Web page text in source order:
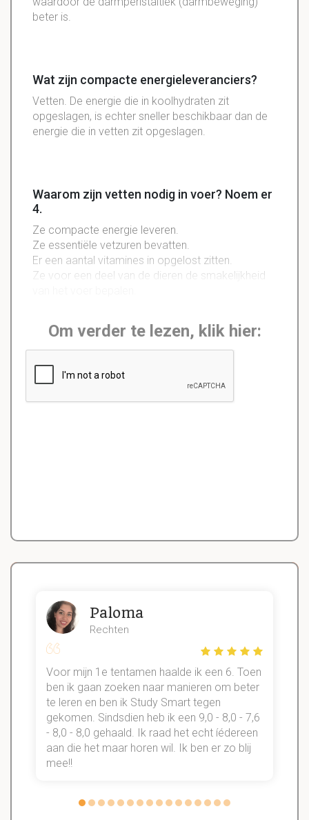
beter is.
Wat zijn compacte energieleveranciers?
Vetten. De energie die in koolhydraten zit
opgeslagen, is echter sneller beschikbaar dan de
energie die in vetten zit opgeslagen.
Waarom zijn vetten nodig in voer? Noem er
4.
Ze compacte energie leveren.
Ze essentiële vetzuren bevatten.
Er een aantal vitamines in opgelost zitten.
Ze voor een deel van de dieren de smakelijkheid
Om verder te lezen, klik hier:
Paloma
Rechten
Voor mijn 1e tentamen haalde ik een 6. Toen
ben ik gaan zoeken naar manieren om beter
te leren en ben ik Study Smart tegen
gekomen. Sindsdien heb ik een 9,0 - 8,0 - 7,6
- 8,0 - 8,0 gehaald. Ik raad het echt íédereen
aan die het maar horen wil. Ik ben er zo blij
mee!!